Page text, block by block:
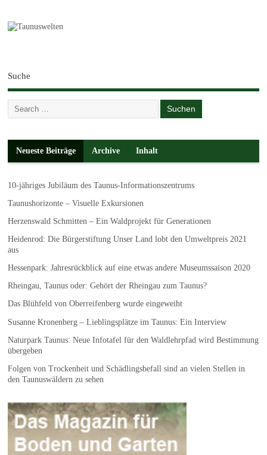
Suche
Neueste Beiträge Archive Inhalt
10-jähriges Jubiläum des Taunus-Informationszentrums
Taunushorizonte – Visuelle Exkursionen
Herzenswald Schmitten – Ein Waldprojekt für Generationen
Heidenrod: Die Bürgerstiftung Unser Land lobt den Umweltpreis 2021
aus
Hessenpark: Jahresrückblick auf eine etwas andere Museumssaison 2020
Rheingau, Taunus oder: Gehört der Rheingau zum Taunus?
Das Blühfeld von Oberreifenberg wurde eingeweiht
Susanne Kronenberg – Lieblingsplätze im Taunus: Ein Interview
Naturpark Taunus: Neue Infotafel für den Waldlehrpfad wird Bestimmung
übergeben
Folgen von Trockenheit und Schädlingsbefall sind an vielen Stellen in
den Taunuswäldern zu sehen